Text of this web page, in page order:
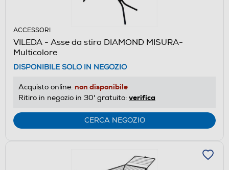
ACCESSORI
VILEDA - Asse da stiro DIAMOND MISURA-
Multicolore
DISPONIBILE SOLO IN NEGOZIO
Acquisto online: non disponibile
Ritiro in negozio in 30' gratuito: verifica
CERCA NEGOZIO